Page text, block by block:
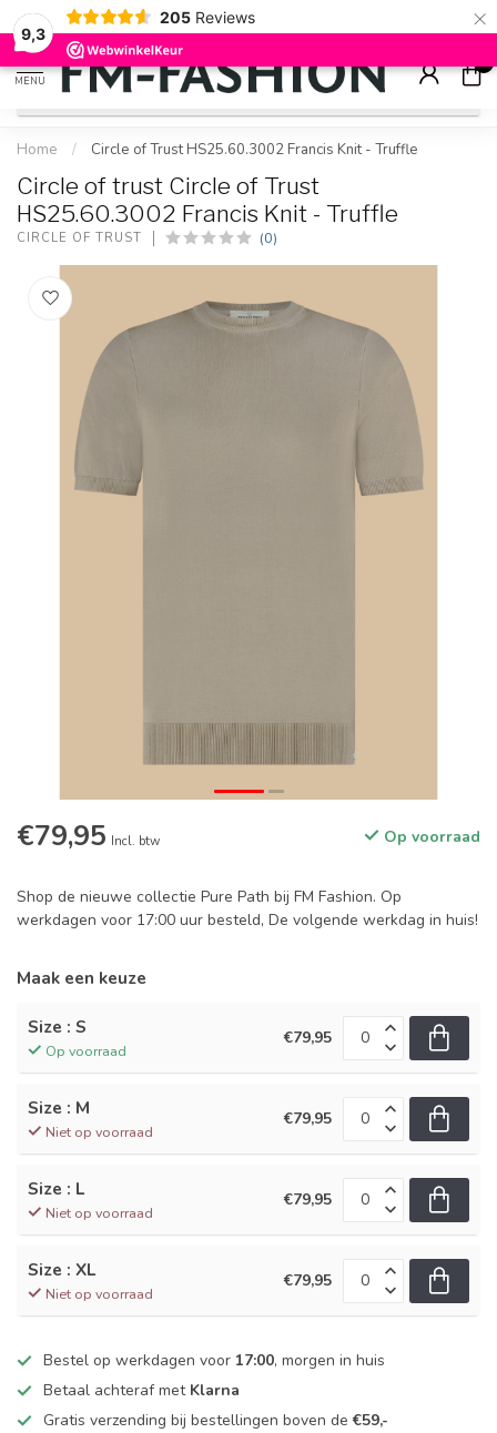
9,3
205 Reviews ×
Check onzesale artikelenvoor flinke kortingen
MENU
0
Home / Circle of Trust HS25.60.3002 Francis Knit - Truffle
Circle of trust Circle of Trust
HS25.60.3002 Francis Knit - Truffle
CIRCLE OF TRUST (0)
€79,95 Incl. btw Op voorraad
Shop de nieuwe collectie Pure Path bij FM Fashion. Op
werkdagen voor 17:00 uur besteld, De volgende werkdag in huis!
Maak een keuze
Size : S
Op voorraad
€79,95
Size : M
Niet op voorraad
€79,95
Size : L
Niet op voorraad
€79,95
Size : XL
Niet op voorraad
€79,95
Bestel op werkdagen voor 17:00, morgen in huis
Betaal achteraf met Klarna
Gratis verzending bij bestellingen boven de€59,-